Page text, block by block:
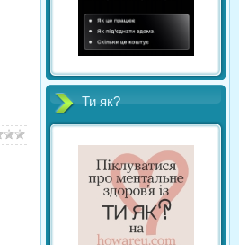
Ти як?